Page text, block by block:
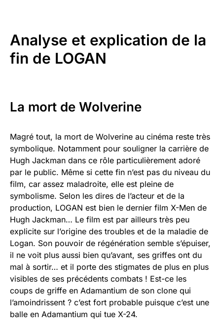
Analyse et explication de la
fin de LOGAN
La mort de Wolverine
Magré tout, la mort de Wolverine au cinéma reste très
symbolique. Notamment pour souligner la carrière de
Hugh Jackman dans ce rôle particulièrement adoré
par le public. Même si cette fin n’est pas du niveau du
film, car assez maladroite, elle est pleine de
symbolisme. Selon les dires de l’acteur et de la
production, LOGAN est bien le dernier film X-Men de
Hugh Jackman… Le film est par ailleurs très peu
explicite sur l’origine des troubles et de la maladie de
Logan. Son pouvoir de régénération semble s’épuiser,
il ne voit plus aussi bien qu’avant, ses griffes ont du
mal à sortir… et il porte des stigmates de plus en plus
visibles de ses précédents combats ! Est-ce les
coups de griffe en Adamantium de son clone qui
l’amoindrissent ? c’est fort probable puisque c’est une
balle en Adamantium qui tue X-24.